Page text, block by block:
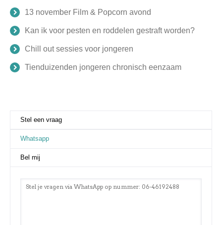
13 november Film & Popcorn avond
Kan ik voor pesten en roddelen gestraft worden?
Chill out sessies voor jongeren
Tienduizenden jongeren chronisch eenzaam
Stel een vraag
Whatsapp
Bel mij
Stel je vragen via WhatsApp op nummer: 06-46192488